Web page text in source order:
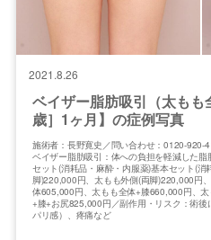
2021.8.26
ベイザー脂肪吸引（太も
歳］1ヶ月】の症例写真
施術者：長野寛史／問い合わせ：0120-920-
ベイザー脂肪吸引：体への負担を軽減した
セット(消耗品・麻酔・内服薬)基本セット(
脚)220,000円、太もも外側(両脚)220,000円
体605,000円、太もも全体+膝660,000円、
+膝+お尻825,000円／副作用・リスク：術
パリ感）、疼痛など